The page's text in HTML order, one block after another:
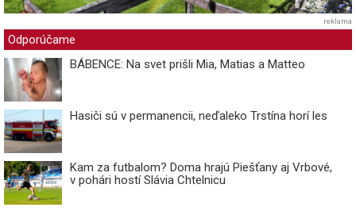
reklama
Odporúčame
BÁBENCE: Na svet prišli Mia, Matias a Matteo
Hasiči sú v permanencii, neďaleko Trstína horí les
Kam za futbalom? Doma hrajú Piešťany aj Vrbové,
v pohári hostí Slávia Chtelnicu